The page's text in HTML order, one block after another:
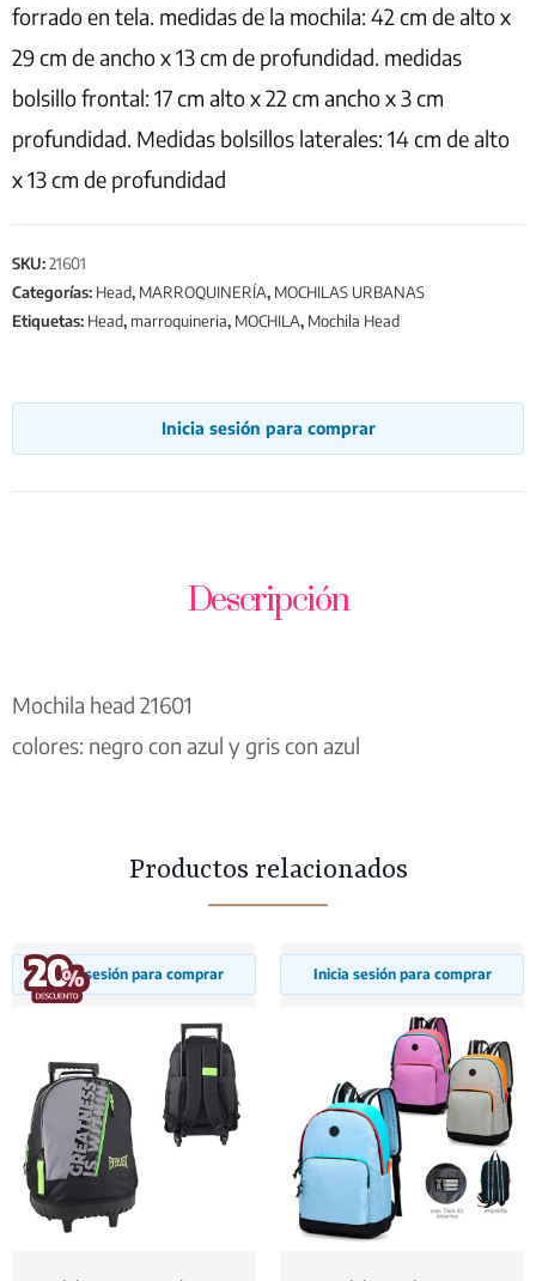
forrado en tela. medidas de la mochila: 42 cm de alto x
29 cm de ancho x 13 cm de profundidad. medidas
bolsillo frontal: 17 cm alto x 22 cm ancho x 3 cm
profundidad. Medidas bolsillos laterales: 14 cm de alto
x 13 cm de profundidad
SKU:21601
Categorías: Head, MARROQUINERÍA, MOCHILAS URBANAS
Etiquetas: Head, marroquineria, MOCHILA, Mochila Head
Inicia sesión para comprar
Descripción
Mochila head 21601
colores: negro con azul y gris con azul
Productos relacionados
Inicia sesión para comprar Inicia sesión para comprar